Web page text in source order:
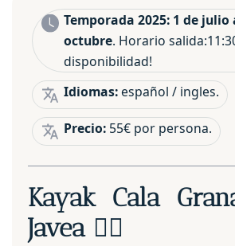
Temporada 2025: 1 de julio
octubre. Horario
disponibilidad!
Idiomas:español / ingles.
Precio: 55€ por persona.
Kayak Cala
Javea 🚣‍♀️